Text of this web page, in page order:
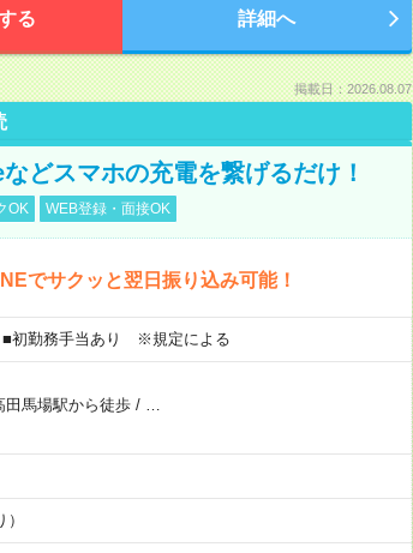
る 詳細へ
掲載日：2026.08.07
どスマホの充電を繋げるだけ！
OK WEB登録・面接OK
でサクッと翌日振り込み可能！
初勤務手当あり ※規定による
田馬場駅から徒歩/